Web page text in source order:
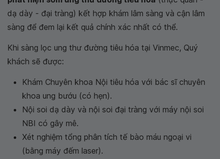
dạ dày - đại tràng) kết hợp khám lâm sàng và cận lâm
sàng để đem lại kết quả chính xác nhất có thể.
Khi sàng lọc ung thư đường tiêu hóa tại Vinmec, Quý
khách sẽ được:
Khám Chuyên khoa Nội tiêu hóa với bác sĩ chuyên
khoa ung bướu (có hẹn).
Nội soi dạ dày và nội soi đại tràng với máy nội soi
NBI có gây mê.
Xét nghiệm tổng phân tích tế bào máu ngoại vi
(bằng máy đếm laser).